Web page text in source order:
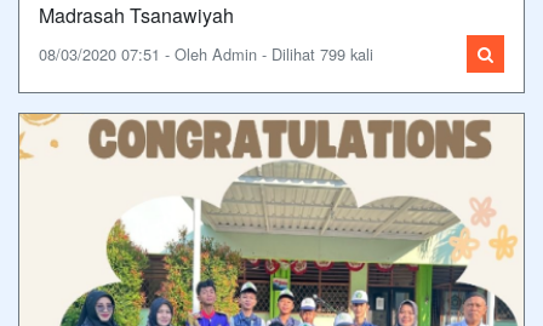
Madrasah Tsanawiyah
08/03/2020 07:51 - Oleh Admin - Dilihat 799 kali